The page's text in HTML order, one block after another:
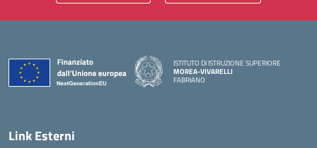
ISTITUTO DI ISTRUZIONE SUPERIORE
MOREA-VIVARELLI
FABRIANO
Link Esterni